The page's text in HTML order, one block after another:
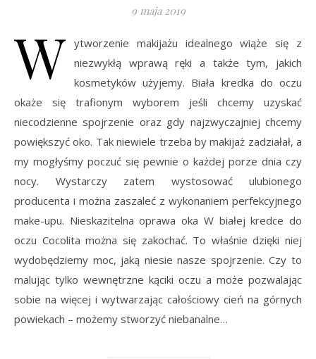
9 maja 2019
W ytworzenie makijażu idealnego wiąże się z
niezwykłą wprawą ręki a także tym, jakich
kosmetyków użyjemy. Biała kredka do oczu
okaże się trafionym wyborem jeśli chcemy uzyskać
niecodzienne spojrzenie oraz gdy najzwyczajniej chcemy
powiększyć oko. Tak niewiele trzeba by makijaż zadziałał, a
my mogłyśmy poczuć się pewnie o każdej porze dnia czy
nocy. Wystarczy zatem wystosować ulubionego
producenta i można zaszaleć z wykonaniem perfekcyjnego
make-upu. Nieskazitelna oprawa oka W białej kredce do
oczu Cocolita można się zakochać. To właśnie dzięki niej
wydobędziemy moc, jaką niesie nasze spojrzenie. Czy to
malując tylko wewnętrzne kąciki oczu a może pozwalając
sobie na więcej i wytwarzając całościowy cień na górnych
powiekach – możemy stworzyć niebanalne…